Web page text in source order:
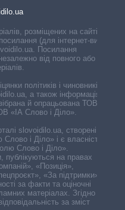
розміщених на сайті,
(для інтернет-видань
Посилання
від повного або
політиків і чиновників,
а також інформація про
й опрацьована ТОВ «ІА
«ІА Слово і Діло».
slovoidilo.ua, створені ГО
і Діло» і є власністю
Слово і Діло».
публікуються на правах
«Позиція»,
«За підтримки».
за факти та оціночні
матеріалах. Згідно з
за зміст